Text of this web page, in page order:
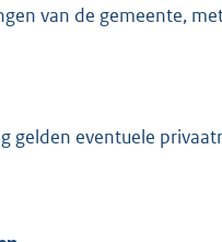
van de gemeente,
gelden eventuele